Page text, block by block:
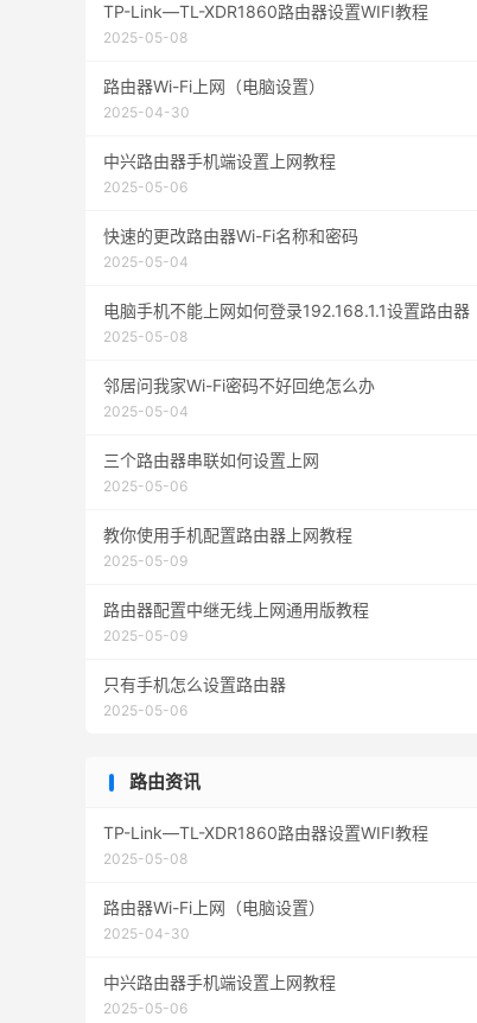
TP-Link—TL-XDR1860路由器设置WIFI教程
2025-05-08
路由器Wi-Fi上网（电脑设置）
2025-04-30
中兴路由器手机端设置上网教程
2025-05-06
快速的更改路由器Wi-Fi名称和密码
2025-05-04
电脑手机不能上网如何登录192.168.1.1设置路由器
2025-05-08
邻居问我家Wi-Fi密码不好回绝怎么办
2025-05-04
三个路由器串联如何设置上网
2025-05-06
教你使用手机配置路由器上网教程
2025-05-09
路由器配置中继无线上网通用版教程
2025-05-09
只有手机怎么设置路由器
2025-05-06
路由资讯
TP-Link—TL-XDR1860路由器设置WIFI教程
2025-05-08
路由器Wi-Fi上网（电脑设置）
2025-04-30
中兴路由器手机端设置上网教程
2025-05-06